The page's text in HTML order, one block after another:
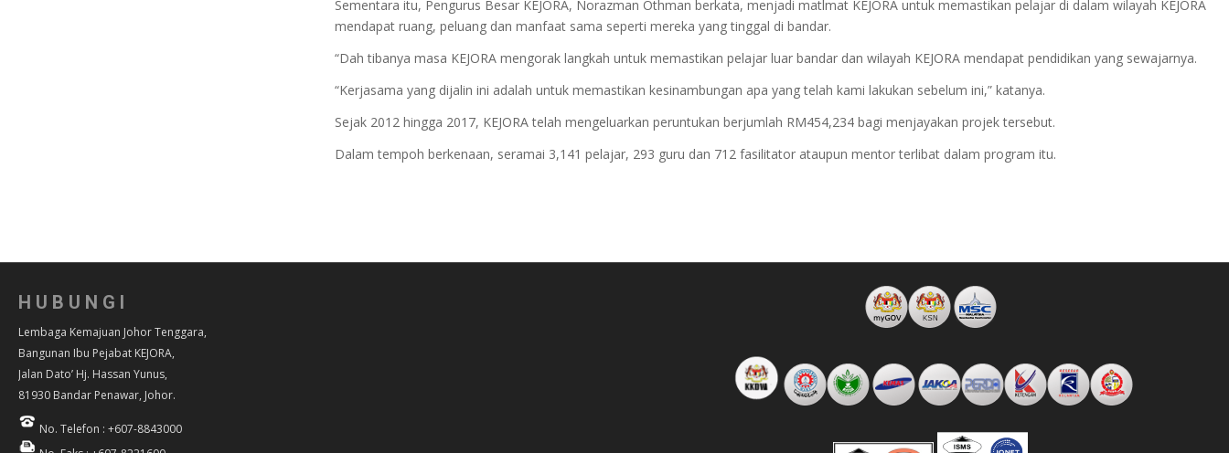
Sementara itu, Pengurus Besar KEJORA, Norazman Othman berkata, menjadi matlmat KEJORA untuk memastikan pelajar di dalam wilayah KEJORA
mendapat ruang, peluang dan manfaat sama seperti mereka yang tinggal di bandar.
“Dah tibanya masa KEJORA mengorak langkah untuk memastikan pelajar luar bandar dan wilayah KEJORA mendapat pendidikan yang sewajarnya.
“Kerjasama yang dijalin ini adalah untuk memastikan kesinambungan apa yang telah kami lakukan sebelum ini,” katanya.
Sejak 2012 hingga 2017, KEJORA telah mengeluarkan peruntukan berjumlah RM454,234 bagi menjayakan projek tersebut.
Dalam tempoh berkenaan, seramai 3,141 pelajar, 293 guru dan 712 fasilitator ataupun mentor terlibat dalam program itu.
HUBUNGI
Lembaga Kemajuan Johor Tenggara,
Bangunan Ibu Pejabat KEJORA,
Jalan Dato’ Hj. Hassan Yunus,
81930 Bandar Penawar, Johor.
No. Telefon : +607-8843000